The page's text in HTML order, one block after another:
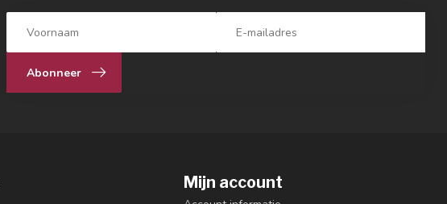
Abonneer
Mijn account